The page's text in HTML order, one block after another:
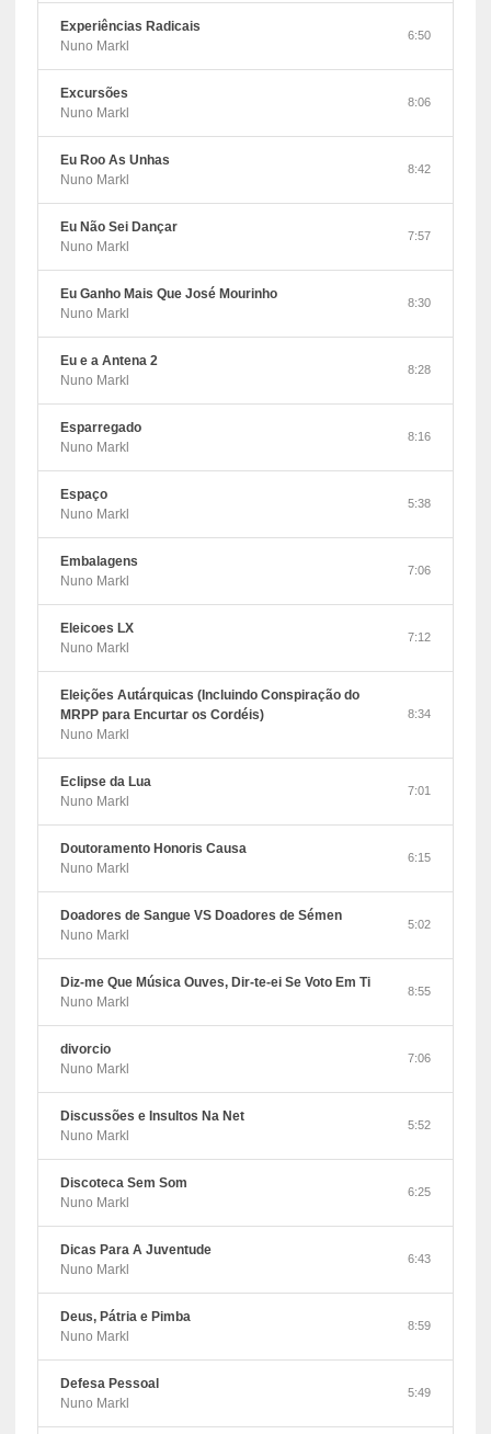
Experiências Radicais
Nuno Markl
6:50
Excursões
Nuno Markl
8:06
Eu Roo As Unhas
Nuno Markl
8:42
Eu Não Sei Dançar
Nuno Markl
7:57
Eu Ganho Mais Que José Mourinho
Nuno Markl
8:30
Eu e a Antena 2
Nuno Markl
8:28
Esparregado
Nuno Markl
8:16
Espaço
Nuno Markl
5:38
Embalagens
Nuno Markl
7:06
Eleicoes LX
Nuno Markl
7:12
Eleições Autárquicas (Incluindo Conspiração do
MRPP para Encurtar os Cordéis)
Nuno Markl
8:34
Eclipse da Lua
Nuno Markl
7:01
Doutoramento Honoris Causa
Nuno Markl
6:15
Doadores de Sangue VS Doadores de Sémen
Nuno Markl
5:02
Diz-me Que Música Ouves, Dir-te-ei Se Voto Em Ti
Nuno Markl
8:55
divorcio
Nuno Markl
7:06
Discussões e Insultos Na Net
Nuno Markl
5:52
Discoteca Sem Som
Nuno Markl
6:25
Dicas Para A Juventude
Nuno Markl
6:43
Deus, Pátria e Pimba
Nuno Markl
8:59
Defesa Pessoal
Nuno Markl
5:49